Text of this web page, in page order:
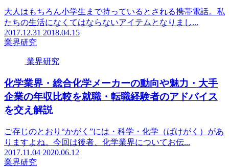
大人はもちろん小学生まで持っているとされる携帯電話。私
たちの生活になくてはならないアイテムとなりまし...
2017.12.31 2018.04.15
業界研究
業界研究
化学業界・総合化学メーカーの動向や魅力・大手
企業の年収比較を就職・転職経験者のアドバイス
を交え解説
ご存じのとおり“かがく”には・科学・化学（ばけがく）があ
りますよね。今回は後者、化学業界についてお伝...
2017.11.04 2020.06.12
業界研究